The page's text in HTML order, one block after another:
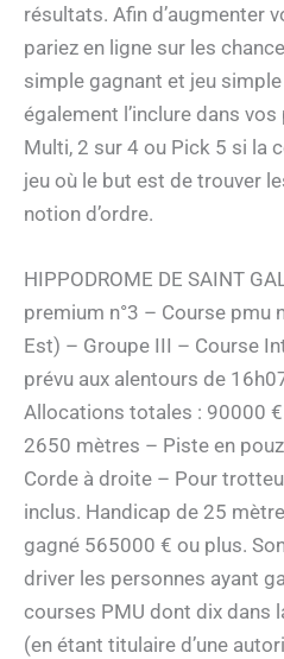
résultats. Afin d’augmenter
pariez en ligne sur les
simple gagnant et jeu
également l’inclure dans
Multi, 2 sur 4 ou Pick 5 si la
jeu où le but est de trouver
notion d’ordre.
HIPPODROME DE SAINT
premium n°3 – Course pmu
Est) – Groupe III – Course
prévu aux alentours de
Allocations totales : 90000
2650 mètres – Piste en
Corde à droite – Pour
inclus. Handicap de 25
gagné 565000 € ou plus.
driver les personnes ayant
courses PMU dont dix dans
(en étant titulaire d’une